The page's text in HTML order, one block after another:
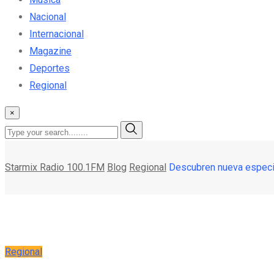
Nacional
Internacional
Magazine
Deportes
Regional
×
Starmix Radio 100.1FM Blog Regional Descubren nueva
Regional